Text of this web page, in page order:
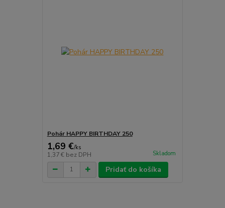
Pohár HAPPY BIRTHDAY 250
1,69 €/ks
1,37 € bez DPH Skladom
Pridať do košíka